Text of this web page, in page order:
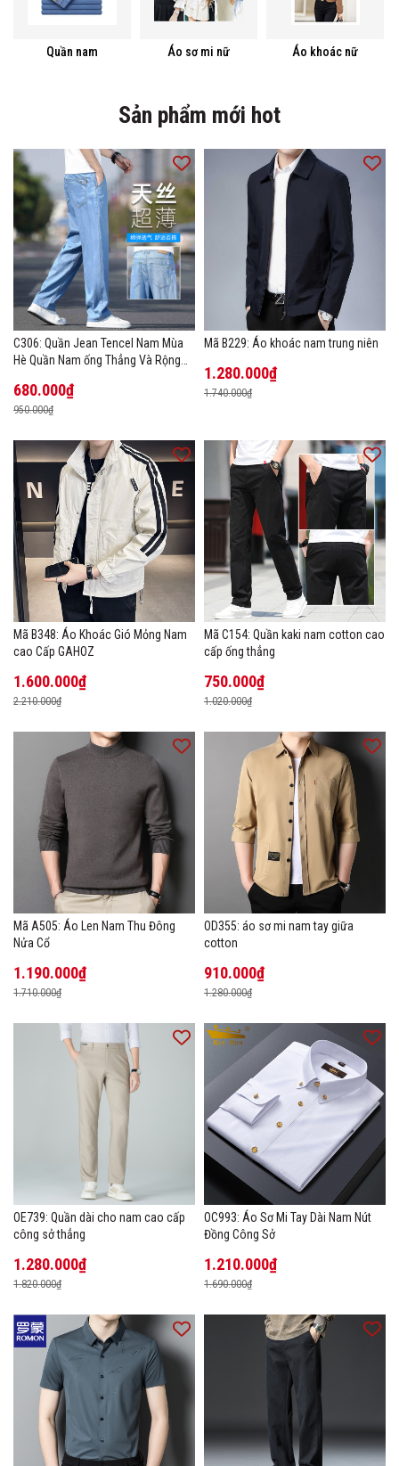
Quần nam Áo sơ mi nữ Áo khoác nữ
Sản phẩm mới hot
C306: Quần Jean Tencel Nam Mùa
Hè Quần Nam ống Thẳng Và Rộng
680.000₫
950.000₫
Mã B229: Áo khoác nam trung niên
1.280.000₫
1.740.000₫
Mã B348: Áo Khoác Gió Mỏng Nam
cao Cấp GAHOZ
1.600.000₫
2.210.000₫
Mã C154: Quần kaki nam cotton cao
cấp ống thẳng
750.000₫
1.020.000₫
Mã A505: Áo Len Nam Thu Đông
Nửa Cổ
1.190.000₫
1.710.000₫
OD355: áo sơ mi nam tay giữa
cotton
910.000₫
1.280.000₫
OE739: Quần dài cho nam cao cấp
công sở thẳng
1.280.000₫
1.820.000₫
OC993: Áo Sơ Mi Tay Dài Nam Nút
Đồng Công Sở
1.210.000₫
1.690.000₫